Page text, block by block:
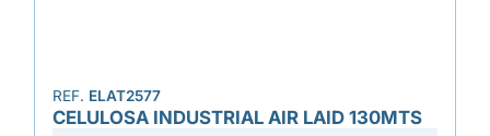
REF. ELAT2577
CELULOSA INDUSTRIAL AIR LAID 130MTS